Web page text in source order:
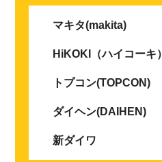
マキタ(makita)
HiKOKI（ハイコーキ）
トプコン(TOPCON)
ダイヘン(DAIHEN)
新ダイワ